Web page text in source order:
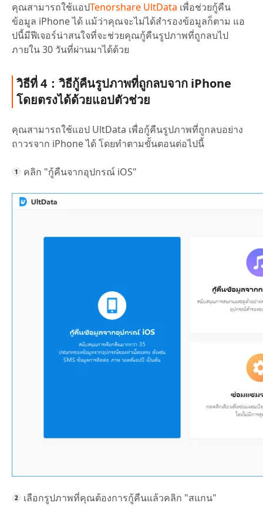
คุณสามารถใช้แอปTenorshare UltData เพื่อช่วยกู้คืน
ข้อมูล iPhone ได้ แม้ว่าคุณจะไม่ได้สำรองข้อมูลก็ตาม แอ
ปนี้มีฟีเจอร์น่าสนใจที่จะช่วยคุณกู้คืนรูปภาพที่ถูกลบไป
ภายใน 30 วันที่ผ่านมาได้ด้วย
วิธีที่ 4：วิธีกู้คืนรูปภาพที่ถูกลบจาก iPhone
โดยตรงได้ด้วยแอปตัวช่วย
คุณสามารถใช้แอป UltData เพื่อกู้คืนรูปภาพที่ถูกลบอย่าง
ถาวรจาก iPhone ได้ โดยทำตามขั้นตอนต่อไปนี้
คลิก "กู้คืนจากอุปกรณ์ iOS"
เลือกรูปภาพที่คุณต้องการกู้คืนแล้วคลิก "สแกน"